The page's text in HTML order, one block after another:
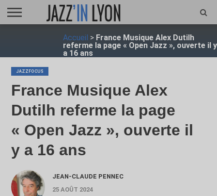
Accueil > France Musique Alex Dutilh
referme la page « Open Jazz », ouverte il y
a 16 ans
JAZZFOCUS
France Musique Alex
Dutilh referme la page
« Open Jazz », ouverte il
y a 16 ans
JEAN-CLAUDE PENNEC
25 AOÛT 2024